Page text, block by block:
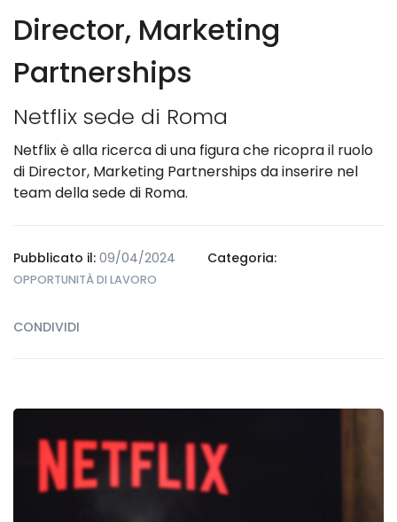
Director, Marketing
Partnerships
Netflix sede di Roma
Netflix è alla ricerca di una figura che ricopra il ruolo
di Director, Marketing Partnerships da inserire nel
team della sede di Roma.
Pubblicato il: 09/04/2024 Categoria:
OPPORTUNITÀ DI LAVORO
CONDIVIDI